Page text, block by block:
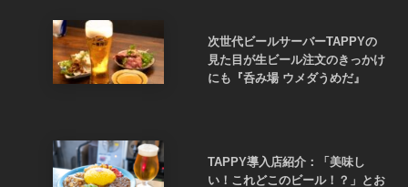
次世代ビールサーバーTAPPYの
見た目が生ビール注文のきっかけ
にも『呑み場 ウメダうめだ』
TAPPY導入店紹介：「美味し
い！これどこのビール！？」とお